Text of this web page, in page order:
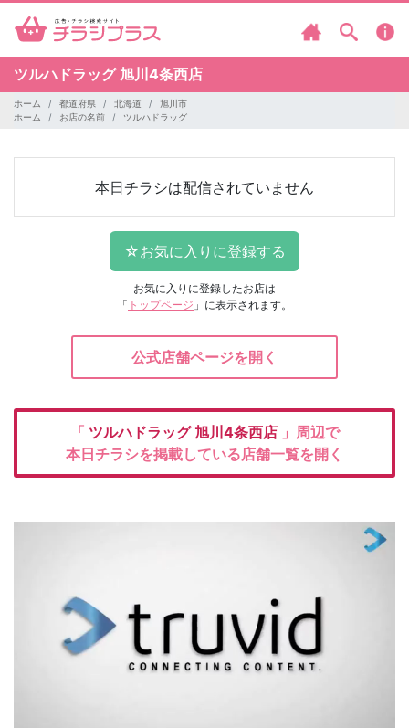
ツルハドラッグ 旭川4条西店
ホーム 都道府県 北海道
旭川市
ホーム
お店の名前 ツルハドラッグ
本日チラシは配信されていません
お気に入りに登録したお店は
「 トップページ 」に表示されます。
公式店舗ページを開く
「 ツルハドラッグ 旭川4条西店 」周辺で
本日チラシを掲載している店舗一覧を開く